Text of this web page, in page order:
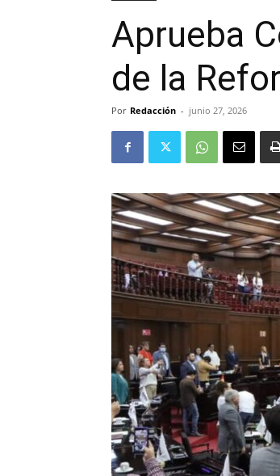
Aprueba
de la
Por Redacción - junio 27, 2026